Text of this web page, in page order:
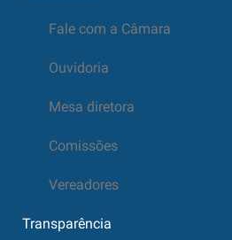
Fale com a Câmara
Ouvidoria
Mesa diretora
Comissões
Vereadores
Transparência